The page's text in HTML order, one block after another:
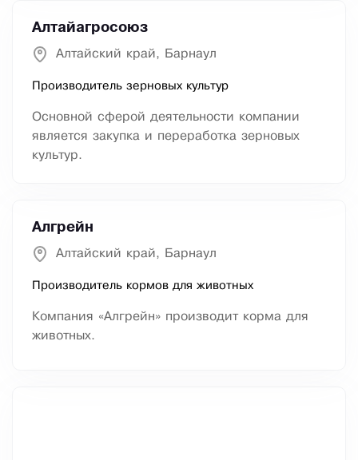
Алтайагросоюз
Алтайский край, Барнаул
Производитель зерновых культур
Основной сферой деятельности компании
является закупка и переработка зерновых
культур.
Алгрейн
Алтайский край, Барнаул
Производитель кормов для животных
Компания «Алгрейн» производит корма для
животных.